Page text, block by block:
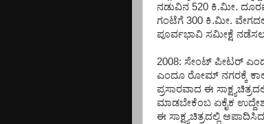
ನಡುವಿನ 520 ಕಿ.ಮೀ.
ಗಂಟೆಗೆ 300 ಕಿ.ಮೀ.
ಪೂರ್ವಭಾವಿ ಸಮೀಕ್ಷೆ
2008: ಸೇಂಟ್ ಪೀಟರ್
ಎಂದೂ ರೋಮ್ ನಗರಕ್ಕೆ
ಪ್ರಸಾರವಾದ ಈ
ಮಾಡಬೇಕೆಂಬ ಏಕೈಕ
ಈ ಸಾಕ್ಷ್ಯಚಿತ್ರದಲ್ಲಿ